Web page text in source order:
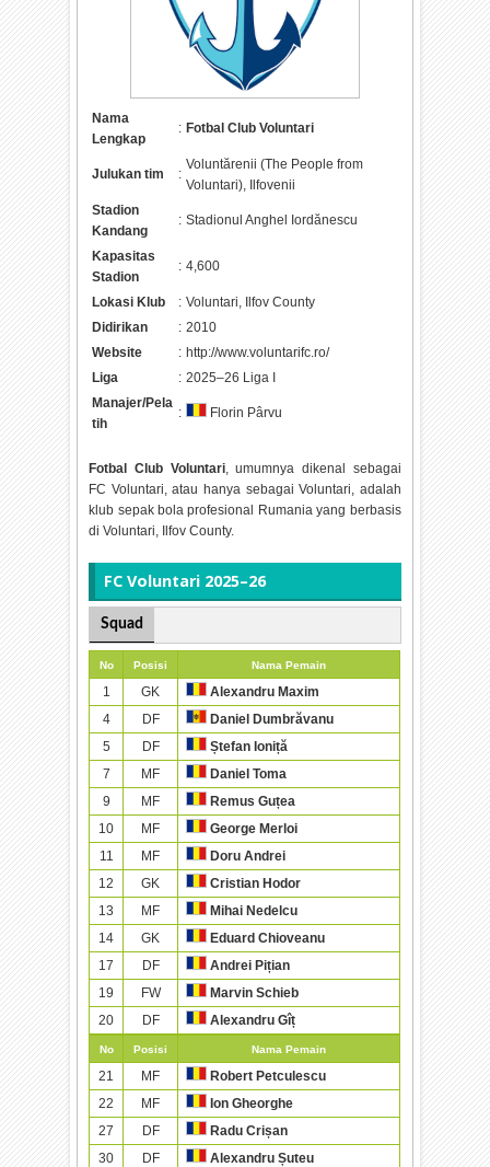
Nama
Lengkap
: Fotbal Club Voluntari
Julukan tim :
Voluntărenii (The People from
Voluntari), Ilfovenii
Stadion
Kandang
: Stadionul Anghel Iordănescu
Kapasitas
Stadion
: 4,600
Lokasi Klub : Voluntari, Ilfov County
Didirikan
: 2010
Website
: http://www.voluntarifc.ro/
Liga
: 2025–26 Liga I
Manajer/Pela
tih
: Florin Pârvu
Fotbal Club Voluntari, umumnya dikenal sebagai
FC Voluntari, atau hanya sebagai Voluntari, adalah
klub sepak bola profesional Rumania yang berbasis
di Voluntari, Ilfov County.
FC Voluntari 2025–26
Squad
No Posisi Nama Pemain
1 GK
Alexandru Maxim
4
DF
Daniel Dumbrăvanu
5
DF
Ștefan Ioniță
7
MF
Daniel Toma
9
MF
Remus Guțea
10
MF
George Merloi
11
MF
Doru Andrei
12
GK
Cristian Hodor
13
MF
Mihai Nedelcu
14
GK
Eduard Chioveanu
17
DF
Andrei Pițian
19
FW
Marvin Schieb
20
DF Alexandru Gîț
No Posisi Nama Pemain
21 MF
Robert Petculescu
22
MF
Ion Gheorghe
27
DF
Radu Crișan
30
DF
Alexandru Șuteu